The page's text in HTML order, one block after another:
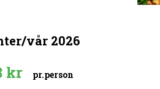
vår 2026
krPrice
pr.person